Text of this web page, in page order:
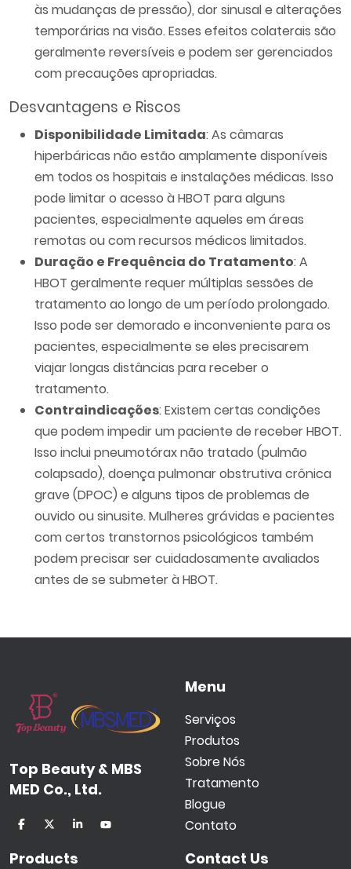
às mudanças de pressão), dor sinusal e alterações
temporárias na visão. Esses efeitos colaterais são
geralmente reversíveis e podem ser gerenciados
com precauções apropriadas.
Desvantagens e Riscos
Disponibilidade Limitada: As câmaras
hiperbáricas não estão amplamente disponíveis
em todos os hospitais e instalações médicas. Isso
pode limitar o acesso à HBOT para alguns
pacientes, especialmente aqueles em áreas
remotas ou com recursos médicos limitados.
Duração e Frequência do Tratamento: A
HBOT geralmente requer múltiplas sessões de
tratamento ao longo de um período prolongado.
Isso pode ser demorado e inconveniente para os
pacientes, especialmente se eles precisarem
viajar longas distâncias para receber o
tratamento.
Contraindicações: Existem certas condições
que podem impedir um paciente de receber HBOT.
Isso inclui pneumotórax não tratado (pulmão
colapsado), doença pulmonar obstrutiva crônica
grave (DPOC) e alguns tipos de problemas de
ouvido ou sinusite. Mulheres grávidas e pacientes
com certos transtornos psicológicos também
podem precisar ser cuidadosamente avaliados
antes de se submeter à HBOT.
Top Beauty & MBS
MED Co., Ltd.
Menu
Serviços
Produtos
Sobre Nós
Tratamento
Blogue
Contato
Products Contact Us